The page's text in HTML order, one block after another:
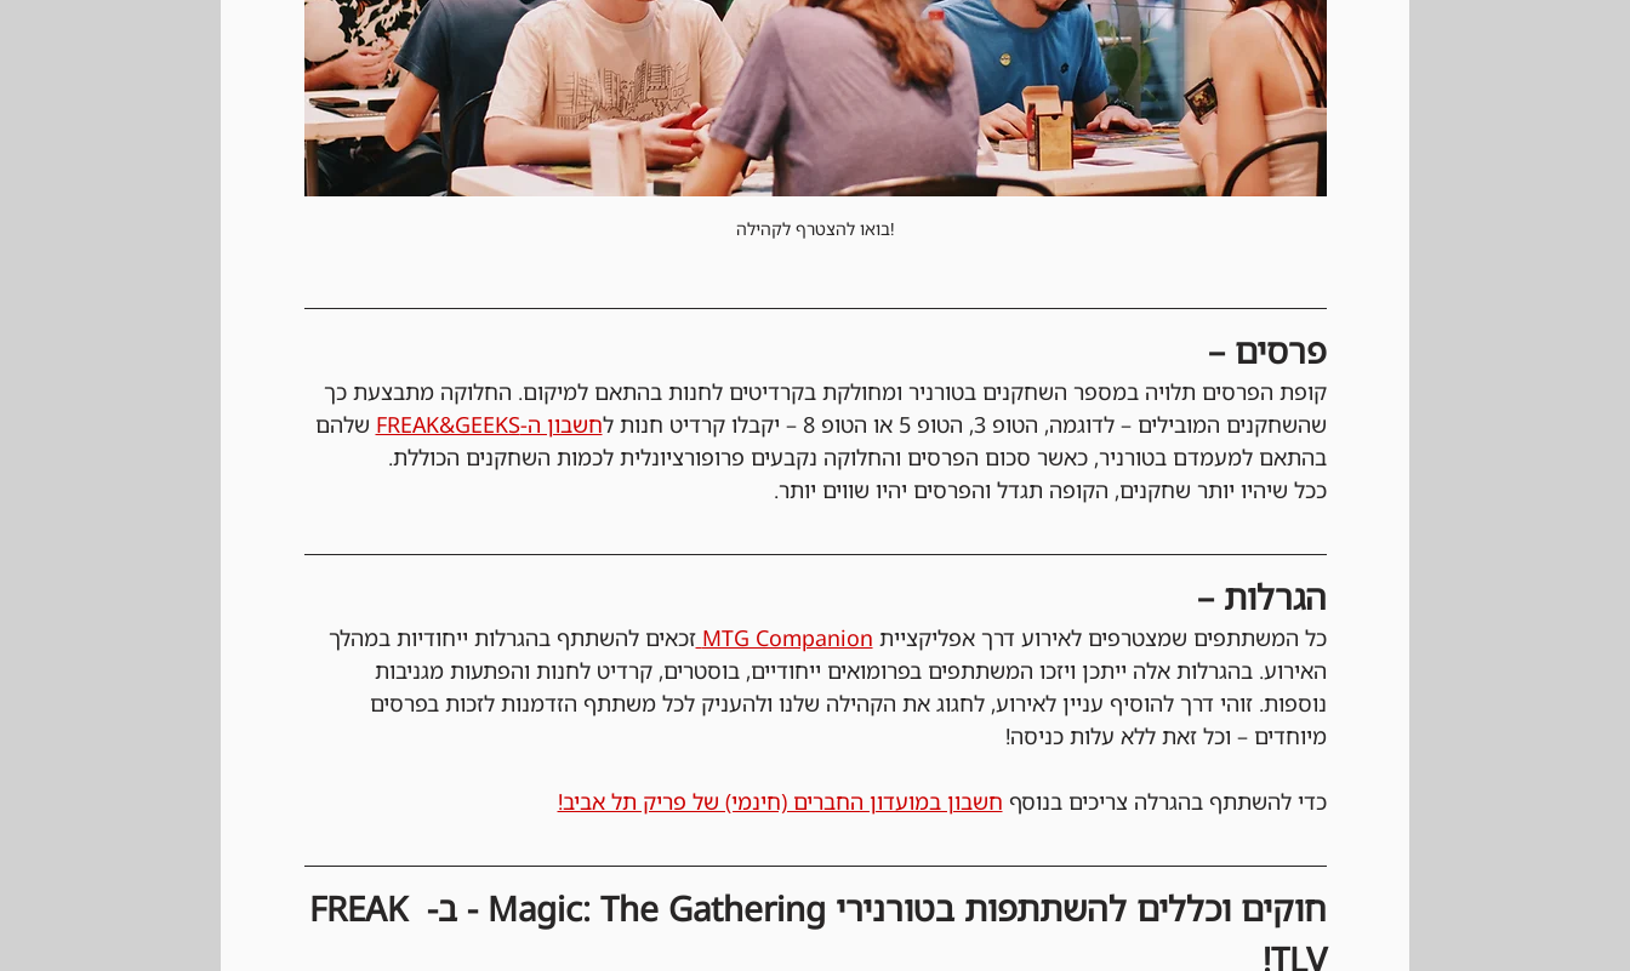
בואו להצטרף לקהילה!
פרסים –
קופת הפרסים תלויה במספר השחקנים בטורניר ומחולקת בקרדיטים לחנות בהתאם למיקום. החלוקה מתבצעת כך
שהשחקנים המובילים – לדוגמה, הטופ 3, הטופ 5 או הטופ 8 – יקבלו קרדיט חנות ל
חשבון ה-FREAK&GEEKS
שלהם
בהתאם למעמדם בטורניר, כאשר סכום הפרסים והחלוקה נקבעים פרופורציונלית לכמות השחקנים הכוללת.
ככל שיהיו יותר שחקנים, הקופה תגדל והפרסים יהיו שווים יותר.
הגרלות –
כל המשתתפים שמצטרפים לאירוע דרך אפליקציית MTG Companion זכאים להשתתף בהגרלות ייחודיות במהלך
האירוע. בהגרלות אלה ייתכן ויזכו המשתתפים בפרומואים ייחודיים, בוסטרים, קרדיט לחנות והפתעות מגניבות
נוספות. זוהי דרך להוסיף עניין לאירוע, לחגוג את הקהילה שלנו ולהעניק לכל משתתף הזדמנות לזכות בפרסים
מיוחדים – וכל זאת ללא עלות כניסה!
כדי להשתתף בהגרלה צריכים בנוסף חשבון במועדון החברים (חינמי) של פריק תל אביב!
חוקים וכללים להשתתפות בטורנירי Magic: The Gathering - ב- FREAK
TLV!